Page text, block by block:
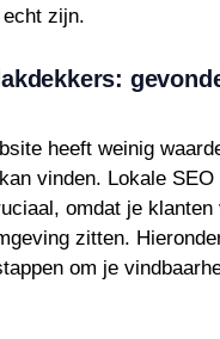
echt zijn.
heeft weinig
vinden. Lokale
omdat je
zitten.
om je